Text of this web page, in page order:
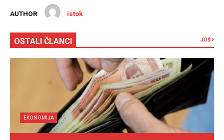
AUTHOR istok
OSTALI ČLANCI JOŠ
EKONOMIJA